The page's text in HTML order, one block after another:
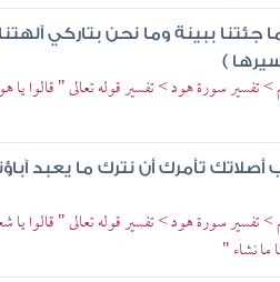
جئتنا ببينة وما نحن بتاركي
)
> تفسير سورة هود > تفسير قوله تعالى " قالوا يا
أصلاتك تأمرك أن نترك ما يعبد
> تفسير سورة هود > تفسير قوله تعالى " قالوا يا
ما نشاء "